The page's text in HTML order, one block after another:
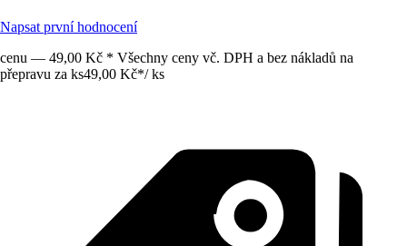
Napsat první hodnocení
cenu — 49,00 Kč * Všechny ceny vč. DPH a bez nákladů na
přepravu za ks49,00 Kč*/ ks